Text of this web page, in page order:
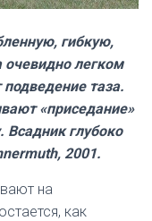
гибкую,
легком
таза.
«приседание»
глубоко
2001.
на
как